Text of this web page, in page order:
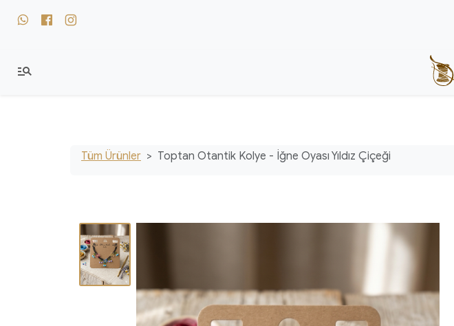
whatsapp facebook instagram
manage_search
Tüm Ürünler Toptan Otantik Kolye - İğne Oyası Yıldız Çiçeği